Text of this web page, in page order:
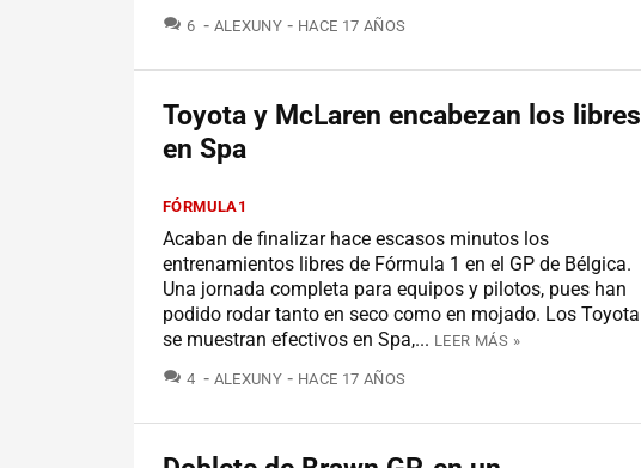
6 COMENTARIOS
ALEXUNY HACE 17 AÑOS
Toyota y McLaren encabezan los libres
en Spa
FÓRMULA1
Acaban de finalizar hace escasos minutos los
entrenamientos libres de Fórmula 1 en el GP de Bélgica.
Una jornada completa para equipos y pilotos, pues han
podido rodar tanto en seco como en mojado. Los Toyota
se muestran efectivos en Spa,... LEER MÁS »
4 COMENTARIOS
ALEXUNY HACE 17 AÑOS